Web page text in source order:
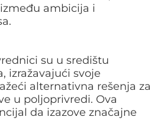
ambicija i
su u središtu
izražavajući svoje
alternativna rešenja za
u poljoprivredi. Ova
da izazove značajne